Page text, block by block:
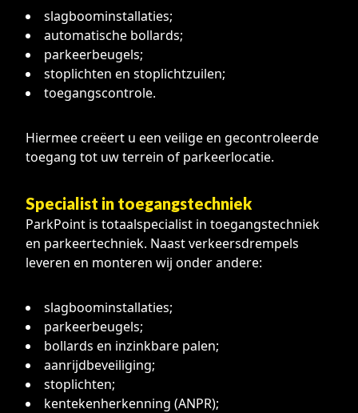
slagboominstallaties;
automatische bollards;
parkeerbeugels;
stoplichten en stoplichtzuilen;
toegangscontrole.
Hiermee creëert u een veilige en gecontroleerde
toegang tot uw terrein of parkeerlocatie.
Specialist in toegangstechniek
ParkPoint is totaalspecialist in toegangstechniek
en parkeertechniek. Naast verkeersdrempels
leveren en monteren wij onder andere:
slagboominstallaties;
parkeerbeugels;
bollards en inzinkbare palen;
aanrijdbeveiliging;
stoplichten;
kentekenherkenning (ANPR);